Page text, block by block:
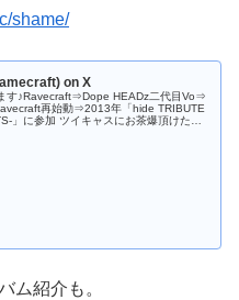
shame/
on X
す♪Ravecraft⇒Dope HEADz二代目Vo⇒
再始動⇒2013年「hide TRIBUTE
」に参加 ツイキャスにお茶爆頂けた方
ム紹介も。